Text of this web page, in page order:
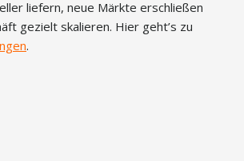
liefern, neue Märkte erschließen
gezielt skalieren. Hier geht’s zu
.